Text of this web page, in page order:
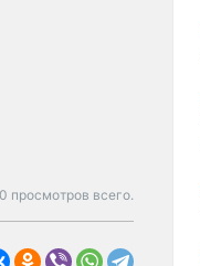
просмотров всего.